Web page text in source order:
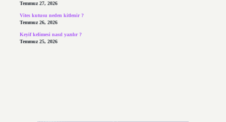
Temmuz 27, 2026
Vites kutusu neden kitlenir ?
Temmuz 26, 2026
Keyif kelimesi nasıl yazılır ?
Temmuz 25, 2026